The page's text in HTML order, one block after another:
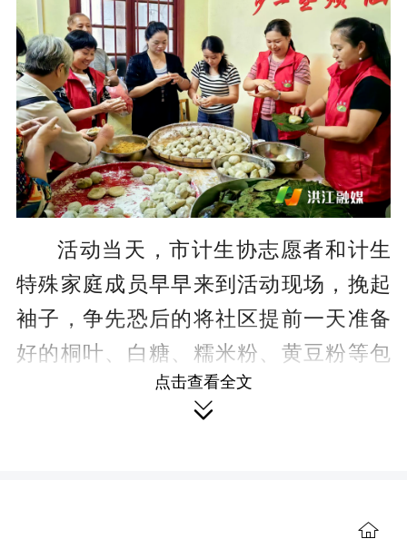
活动当天，市计生协志愿者和计生
特殊家庭成员早早来到活动现场，挽起
袖子，争先恐后的将社区提前一天准备
好的桐叶、白糖、糯米粉、黄豆粉等包
桐叶粑粑的材料舞动起来，各展所长，
热情高涨，洗桐叶、和糯米粉、包粑粑
叶、一个个圆圆的糯米团，在大家一双
点击查看全文
